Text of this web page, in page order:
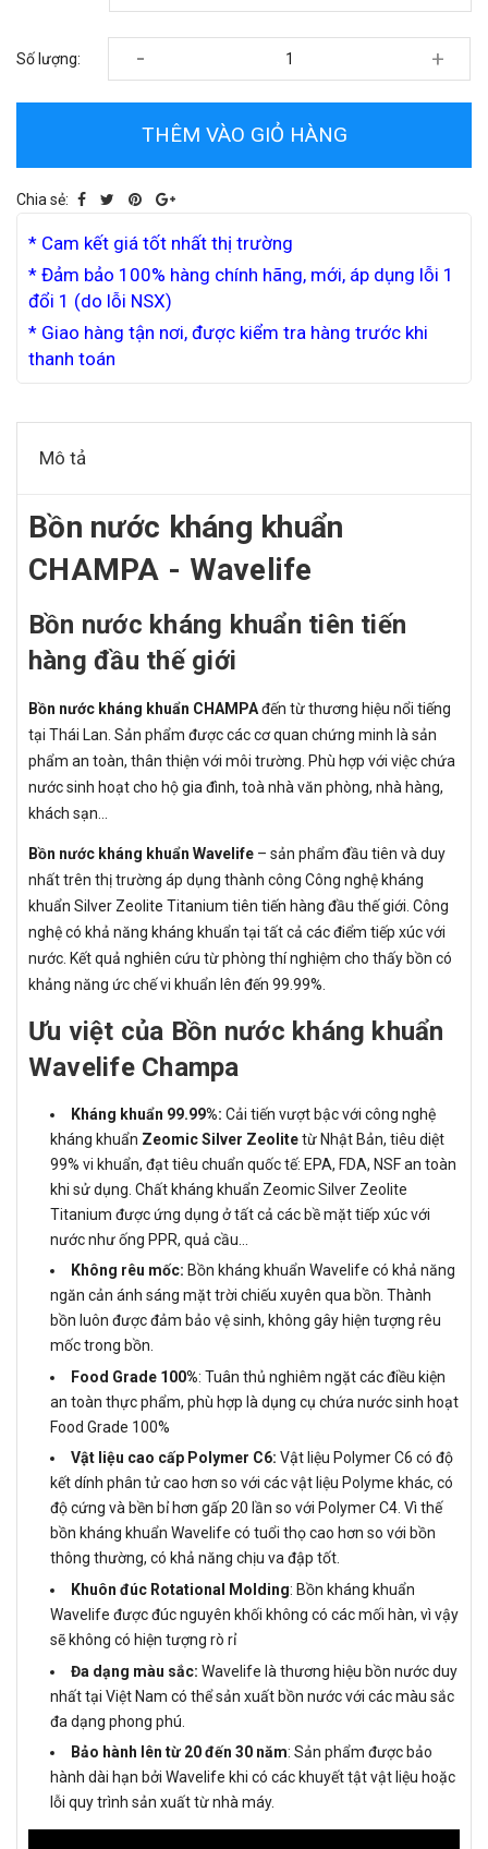
Số lượng: - +
THÊM VÀO GIỎ HÀNG
Chia sẻ:
* Cam kết giá tốt nhất thị trường
* Đảm bảo 100% hàng chính hãng, mới, áp dụng lỗi 1
đổi 1 (do lỗi NSX)
* Giao hàng tận nơi, được kiểm tra hàng trước khi
thanh toán
Mô tả
Bồn nước kháng khuẩn
CHAMPA - Wavelife
Bồn nước kháng khuẩn tiên tiến
hàng đầu thế giới
Bồn nước kháng khuẩn CHAMPAđến từ thương hiệu nổi tiếng
tại Thái Lan. Sản phẩm được các cơ quan chứng minh là sản
phẩm an toàn, thân thiện với môi trường. Phù hợp với việc chứa
nước sinh hoạt cho hộ gia đình, toà nhà văn phòng, nhà hàng,
khách sạn…
Bồn nước kháng khuẩn Wavelife – sản phẩm đầu tiên và duy
nhất trên thị trường áp dụng thành công Công nghệ kháng
khuẩn Silver Zeolite Titanium tiên tiến hàng đầu thế giới. Công
nghệ có khả năng kháng khuẩn tại tất cả các điểm tiếp xúc với
nước. Kết quả nghiên cứu từ phòng thí nghiệm cho thấy bồn có
khảng năng ức chế vi khuẩn lên đến 99.99%.
Ưu việt của Bồn nước kháng khuẩn
Wavelife Champa
Kháng khuẩn 99.99%: Cải tiến vượt bậc với công nghệ
kháng khuẩn Zeomic Silver Zeolitetừ Nhật Bản, tiêu diệt
99% vi khuẩn, đạt tiêu chuẩn quốc tế: EPA, FDA, NSF an toàn
khi sử dụng. Chất kháng khuẩn Zeomic Silver Zeolite
Titanium được ứng dụng ở tất cả các bề mặt tiếp xúc với
nước như ống PPR, quả cầu…
Không rêu mốc: Bồn kháng khuẩn Wavelife có khả năng
ngăn cản ánh sáng mặt trời chiếu xuyên qua bồn. Thành
bồn luôn được đảm bảo vệ sinh, không gây hiện tượng rêu
mốc trong bồn.
Food Grade 100%: Tuân thủ nghiêm ngặt các điều kiện
an toàn thực phẩm, phù hợp là dụng cụ chứa nước sinh hoạt
Food Grade 100%
Vật liệu cao cấp Polymer C6: Vật liệu Polymer C6 có độ
kết dính phân tử cao hơn so với các vật liệu Polyme khác, có
độ cứng và bền bỉ hơn gấp 20 lần so với Polymer C4. Vì thế
bồn kháng khuẩn Wavelife có tuổi thọ cao hơn so với bồn
thông thường, có khả năng chịu va đập tốt.
Khuôn đúc Rotational Molding: Bồn kháng khuẩn
Wavelife được đúc nguyên khối không có các mối hàn, vì vậy
sẽ không có hiện tượng rò rỉ
Đa dạng màu sắc: Wavelife là thương hiệu bồn nước duy
nhất tại Việt Nam có thể sản xuất bồn nước với các màu sắc
đa dạng phong phú.
Bảo hành lên từ 20 đến 30 năm: Sản phẩm được bảo
hành dài hạn bởi Wavelife khi có các khuyết tật vật liệu hoặc
lỗi quy trình sản xuất từ ​​nhà máy.